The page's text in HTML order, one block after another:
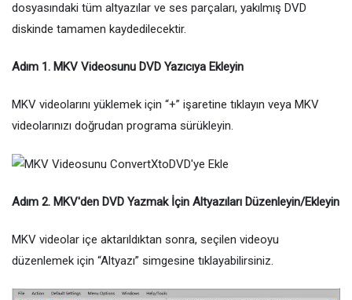
dosyasındaki tüm altyazılar ve ses parçaları, yakılmış DVD
diskinde tamamen kaydedilecektir.
Adım 1. MKV Videosunu DVD Yazıcıya Ekleyin
MKV videolarını yüklemek için “+” işaretine tıklayın veya MKV
videolarınızı doğrudan programa sürükleyin.
Adım 2. MKV'den DVD Yazmak İçin Altyazıları Düzenleyin/Ekleyin
MKV videolar içe aktarıldıktan sonra, seçilen videoyu
düzenlemek için “Altyazı” simgesine tıklayabilirsiniz.